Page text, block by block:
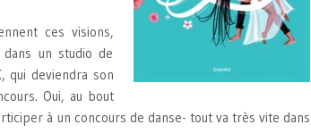
ces visions,
un studio de
qui deviendra son
Oui, au bout
à un concours de danse- tout va très vite dans